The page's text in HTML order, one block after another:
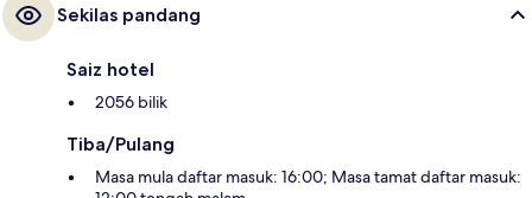
Sekilas pandang
Saiz hotel
2056 bilik
Tiba/Pulang
Masa mula daftar masuk: 16:00; Masa tamat daftar masuk: